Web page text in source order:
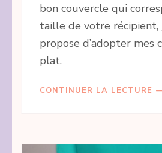
bon couvercle qui
taille de votre récipient,
propose d’adopter mes
plat.
CONTINUER LA LECTURE